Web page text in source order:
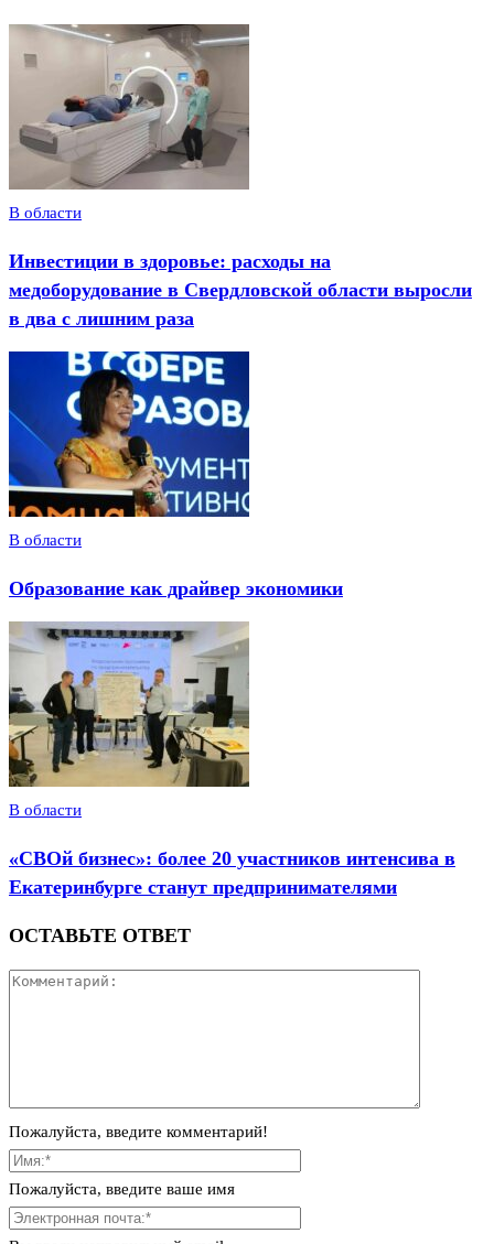
В области
Инвестиции в здоровье: расходы на
медоборудование в Свердловской области выросли
в два с лишним раза
В области
Образование как драйвер экономики
В области
«СВОй бизнес»: более 20 участников интенсива в
Екатеринбурге станут предпринимателями
ОСТАВЬТЕ ОТВЕТ
Пожалуйста, введите комментарий!
Пожалуйста, введите ваше имя